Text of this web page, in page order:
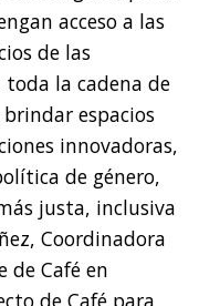
acceso a las
de las
la cadena de
espacios
innovadoras,
de género,
justa, inclusiva
Coordinadora
de Café en
de Café para